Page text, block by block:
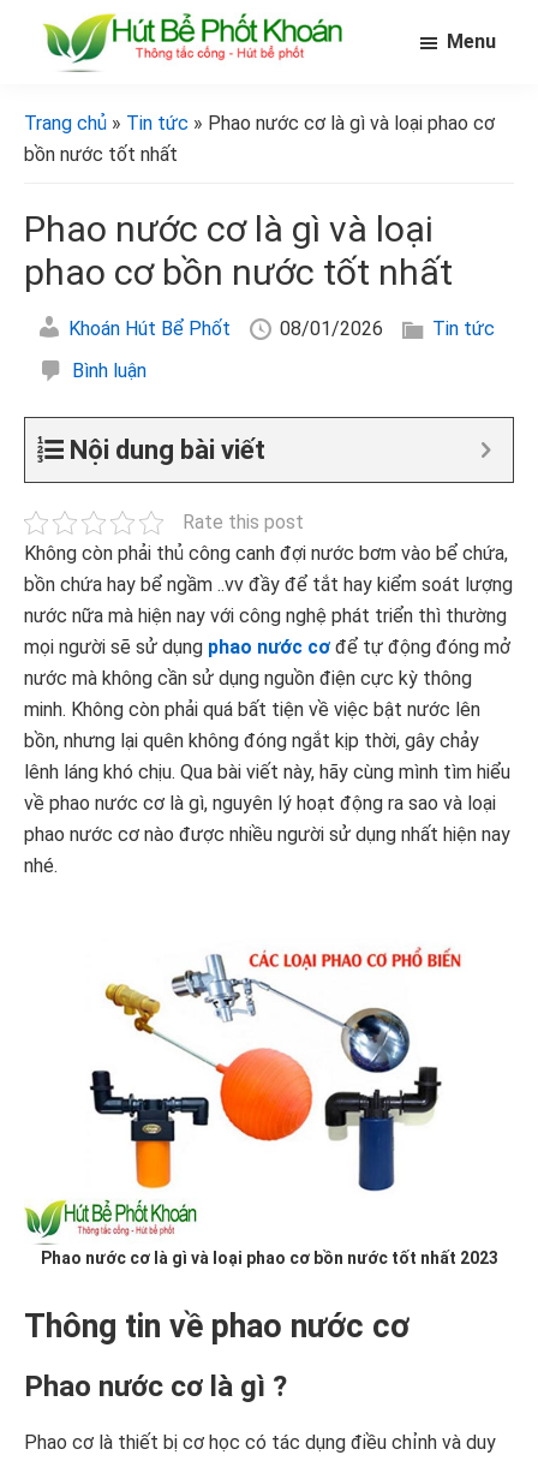
phốt
khoán]
bể
phốt
Menu
Trang chủ » Tin tức » Phao nước cơ là gì và loại phao cơ
bồn nước tốt nhất
Phao nước cơ là gì và loại
phao cơ bồn nước tốt nhất
Khoán Hút Bể Phốt 08/01/2026
Tin tức
Bình luận
Nội dung bài viết
Rate this post
Không còn phải thủ công canh đợi nước bơm vào bể chứa,
bồn chứa hay bể ngầm ..vv đầy để tắt hay kiểm soát lượng
nước nữa mà hiện nay với công nghệ phát triển thì thường
mọi người sẽ sử dụng phao nước cơ để tự động đóng mở
nước mà không cần sử dụng nguồn điện cực kỳ thông
minh. Không còn phải quá bất tiện về việc bật nước lên
bồn, nhưng lại quên không đóng ngắt kịp thời, gây chảy
lênh láng khó chịu. Qua bài viết này, hãy cùng mình tìm hiểu
về phao nước cơ là gì, nguyên lý hoạt động ra sao và loại
phao nước cơ nào được nhiều người sử dụng nhất hiện nay
nhé.
Phao nước cơ là gì và loại phao cơ bồn nước tốt nhất 2023
Thông tin về phao nước cơ
Phao nước cơ là gì ?
Phao cơ là thiết bị cơ học có tác dụng điều chỉnh và duy